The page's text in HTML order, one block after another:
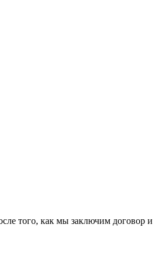
того, как мы заключим договор и